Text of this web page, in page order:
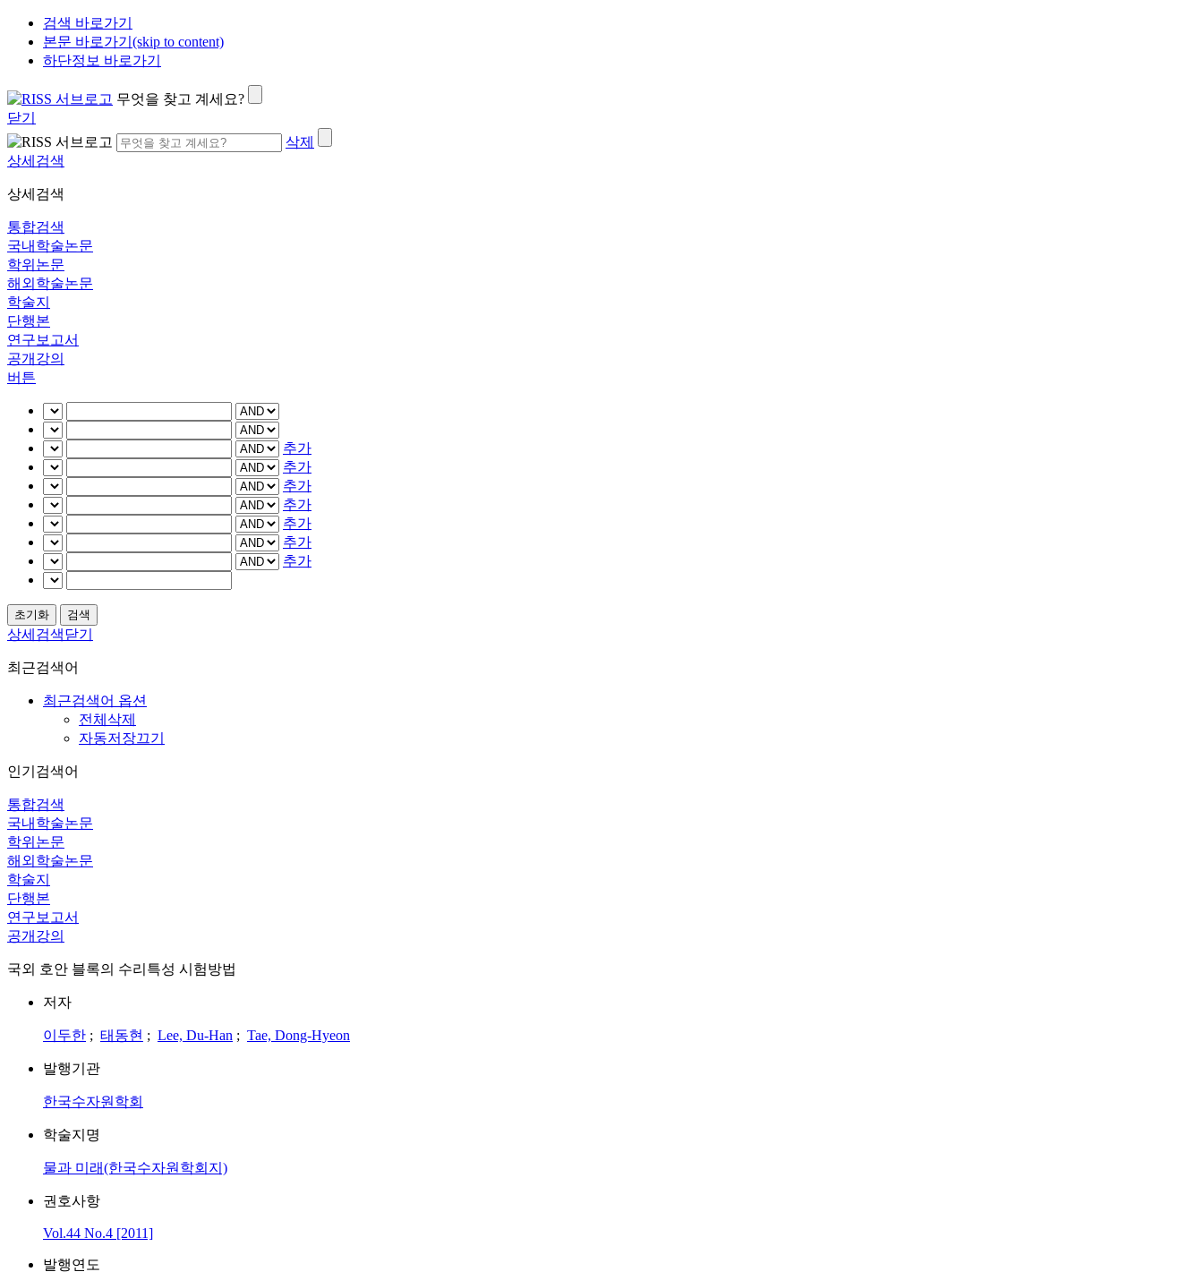
검색 바로가기
본문 바로가기(skip to content)
하단정보 바로가기
무엇을 찾고 계세요?
닫기
삭제
상세검색
상세검색
통합검색
국내학술논문
학위논문
해외학술논문
학술지
단행본
연구보고서
공개강의
버튼
추가
추가
추가
추가
추가
추가
추가
상세검색닫기
최근검색어
최근검색어 옵션
전체삭제
자동저장끄기
인기검색어
통합검색
국내학술논문
학위논문
해외학술논문
학술지
단행본
연구보고서
공개강의
국외 호안 블록의 수리특성 시험방법
저자
이두한 ; 태동현 ; Lee, Du-Han ; Tae, Dong-Hyeon
발행기관
한국수자원학회
학술지명
물과 미래(한국수자원학회지)
권호사항
Vol.44 No.4 [2011]
발행연도